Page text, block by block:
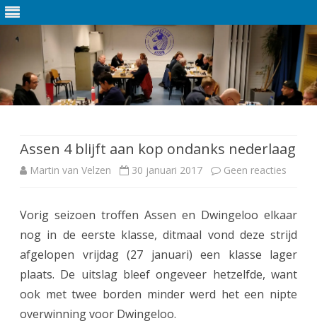
de
inhoud
Assen 4 blijft aan kop ondanks nederlaag
Martin van Velzen 30 januari 2017 Geen reacties
A
s
s
e
Vorig seizoen troffen Assen en Dwingeloo elkaar
nog in de eerste klasse, ditmaal vond deze strijd
afgelopen vrijdag (27 januari) een klasse lager
plaats. De uitslag bleef ongeveer hetzelfde, want
ook met twee borden minder werd het een nipte
overwinning voor Dwingeloo.